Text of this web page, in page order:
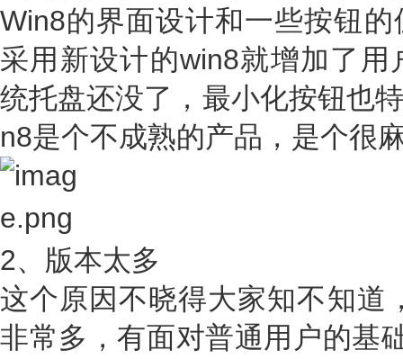
Win8的界面设计和一些按钮
采用新设计的win8就增加了
统托盘还没了，最小化按钮也
n8是个不成熟的产品，是个很
2、版本太多
这个原因不晓得大家知不知道
非常多，有面对普通用户的基